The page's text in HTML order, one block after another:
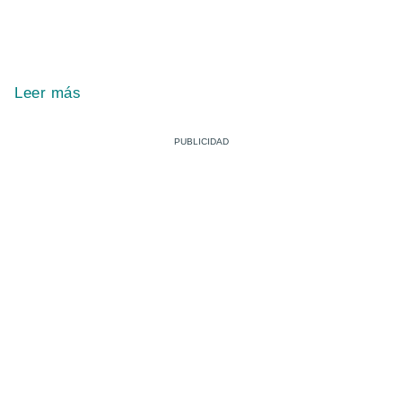
Leer más